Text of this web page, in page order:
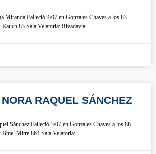
Miranda Falleció 4/07 en Gonzales Chaves a los 83
Rauch 83 Sala Velatoria: Rivadavia
RAQUEL SÁNCHEZ
Sánchez Falleció 3/07 en Gonzales Chaves a los 86
Bme. Mitre 864 Sala Velatoria: